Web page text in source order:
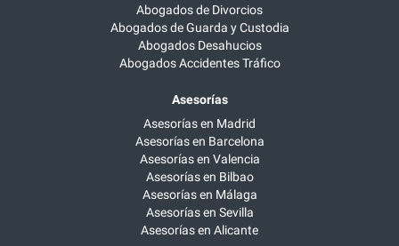
Abogados de Divorcios
Abogados de Guarda y Custodia
Abogados Desahucios
Abogados Accidentes Tráfico
Asesorías
Asesorías en Madrid
Asesorías en Barcelona
Asesorías en Valencia
Asesorías en Bilbao
Asesorías en Málaga
Asesorías en Sevilla
Asesorías en Alicante